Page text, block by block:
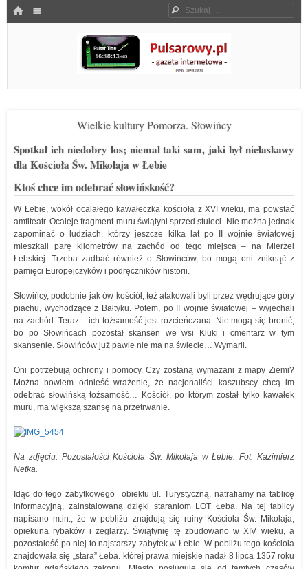
HOME Szukaj
Pulsarowy.pl
Wielkie kultury Pomorza. Słowińcy
Spotkał ich niedobry los; niemal taki sam, jaki był niełaskawy
dla Kościoła Św. Mikołaja w Łebie
Ktoś chce im odebrać słowińskość?
W Łebie, wokół ocalałego kawałeczka kościoła z XVI wieku, ma powstać
amfiteatr. Ocaleje fragment muru świątyni sprzed stuleci. Nie można jednak
zapominać o ludziach, którzy jeszcze kilka lat po II wojnie światowej
mieszkali parę kilometrów na zachód od tego miejsca – na Mierzei
Łebskiej. Trzeba zadbać również o Słowińców, bo mogą oni zniknąć z
pamięci Europejczyków i podręczników historii.
Słowińcy, podobnie jak ów kościół, też atakowali byli przez wędrujące góry
piachu, wychodzące z Bałtyku. Potem, po II wojnie światowej – wyjechali
na zachód. Teraz – ich tożsamość jest rozcieńczana. Nie mogą się bronić,
bo po Słowińcach pozostał skansen we wsi Kluki i cmentarz w tym
skansenie. Słowińców już pawie nie ma na świecie… Wymarli.
Oni potrzebują ochrony i pomocy. Czy zostaną wymazani z mapy Ziemi?
Można bowiem odnieść wrażenie, że nacjonaliści kaszubscy chcą im
odebrać słowińską tożsamość… Kościół, po którym został tylko kawałek
muru, ma większą szansę na przetrwanie.
Na zdjęciu: Pozostałości Kościoła Św. Mikołaja w Łebie. Fot. Kazimierz
Netka.
Idąc do tego zabytkowego obiektu ul. Turystyczną, natrafiamy na tablicę
informacyjną, zainstalowaną dzięki staraniom LOT Łeba. Na tej tablicy
napisano m.in., że w pobliżu znajdują się ruiny Kościoła Św. Mikołaja,
opiekuna rybaków i żeglarzy. Świątynię tę zbudowano w XIV wieku, a
pozostałość po niej to najstarszy zabytek w Łebie. W pobliżu tego kościoła
znajdowała się „stara” Łeba. której prawa miejskie nadał 8 lipca 1357 roku